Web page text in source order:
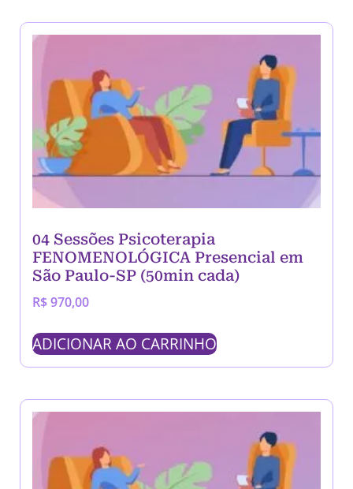
04 Sessões Psicoterapia
FENOMENOLÓGICA Presencial em
São Paulo-SP (50min cada)
R$970,00
ADICIONAR AO CARRINHO